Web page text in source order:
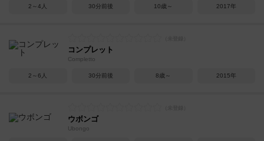
2～4人 30分前後 10歳～ 2017年
コンプレット
Completto
2～6人 30分前後 8歳～ 2015年
ウボンゴ
Ubongo